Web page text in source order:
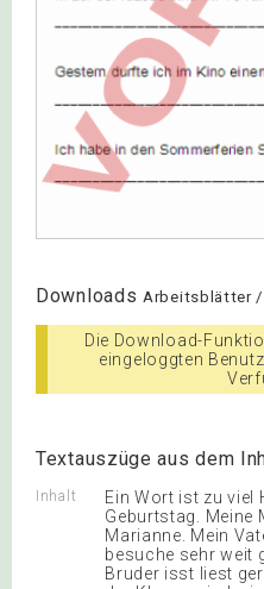
Downloads Arbeitsblätter /
Die Download-
eingeloggten
Textauszüge aus dem
Inhalt
Ein Wort ist zu viel
Geburtstag. Meine
Marianne. Mein
besuche sehr weit
Bruder isst liest